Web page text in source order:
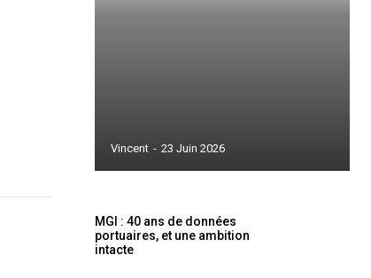
Vincent - 23 Juin 2026
MGI : 40 ans de données
portuaires, et une ambition
intacte